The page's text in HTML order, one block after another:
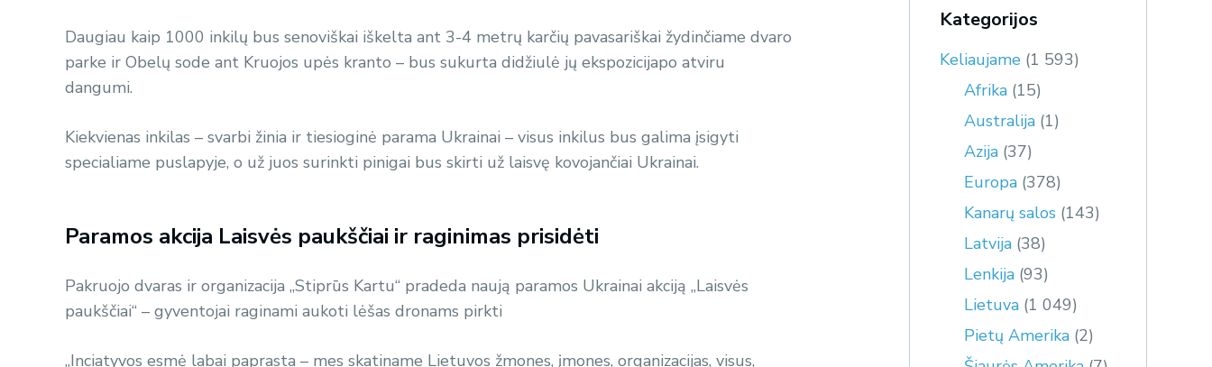
Daugiau kaip 1000 inkilų bus senoviškai iškelta ant 3-4 metrų karčių pavasariškai žydinčiame dvaro
parke ir Obelų sode ant Kruojos upės kranto – bus sukurta didžiulė jų ekspozicijapo atviru
dangumi.
Kiekvienas inkilas – svarbi žinia ir tiesioginė parama Ukrainai – visus inkilus bus galima įsigyti
specialiame puslapyje, o už juos surinkti pinigai bus skirti už laisvę kovojančiai Ukrainai.
Paramos akcija Laisvės paukščiai ir raginimas prisidėti
Pakruojo dvaras ir organizacija „Stiprūs Kartu“ pradeda naują paramos Ukrainai akciją „Laisvės
paukščiai“ – gyventojai raginami aukoti lėšas dronams pirkti
„Inciatyvos esmė labai paprasta – mes skatiname Lietuvos žmones, įmones, organizacijas, visus,
Kategorijos
Keliaujame (1 593)
Afrika (15)
Australija (1)
Azija (37)
Europa (378)
Kanarų salos (143)
Latvija (38)
Lenkija (93)
Lietuva (1 049)
Pietų Amerika (2)